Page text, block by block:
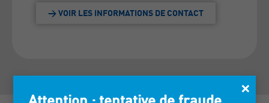
> VOIR LES INFORMATIONS DE CONTACT
×